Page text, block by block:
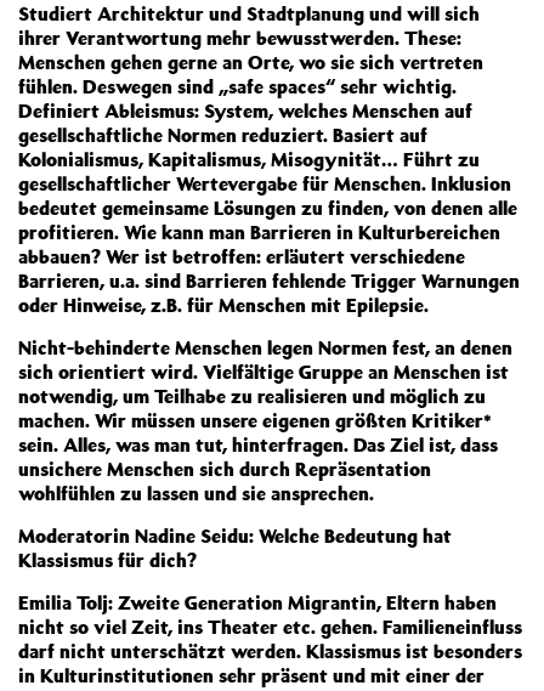
Studiert Architektur und Stadtplanung und will sich
ihrer Verantwortung mehr bewusstwerden. These:
Menschen gehen gerne an Orte, wo sie sich vertreten
fühlen. Deswegen sind „safe spaces“ sehr wichtig.
Definiert Ableismus: System, welches Menschen auf
gesellschaftliche Normen reduziert. Basiert auf
Kolonialismus, Kapitalismus, Misogynität… Führt zu
gesellschaftlicher Wertevergabe für Menschen. Inklusion
bedeutet gemeinsame Lösungen zu finden, von denen alle
profitieren. Wie kann man Barrieren in Kulturbereichen
abbauen? Wer ist betroffen: erläutert verschiedene
Barrieren, u.a. sind Barrieren fehlende Trigger Warnungen
oder Hinweise, z.B. für Menschen mit Epilepsie.
Nicht-behinderte Menschen legen Normen fest, an denen
sich orientiert wird. Vielfältige Gruppe an Menschen ist
notwendig, um Teilhabe zu realisieren und möglich zu
machen. Wir müssen unsere eigenen größten Kritiker*
sein. Alles, was man tut, hinterfragen. Das Ziel ist, dass
unsichere Menschen sich durch Repräsentation
wohlfühlen zu lassen und sie ansprechen.
Moderatorin Nadine Seidu: Welche Bedeutung hat
Klassismus für dich?
Emilia Tolj: Zweite Generation Migrantin, Eltern haben
nicht so viel Zeit, ins Theater etc. gehen. Familieneinfluss
darf nicht unterschätzt werden. Klassismus ist besonders
in Kulturinstitutionen sehr präsent und mit einer der